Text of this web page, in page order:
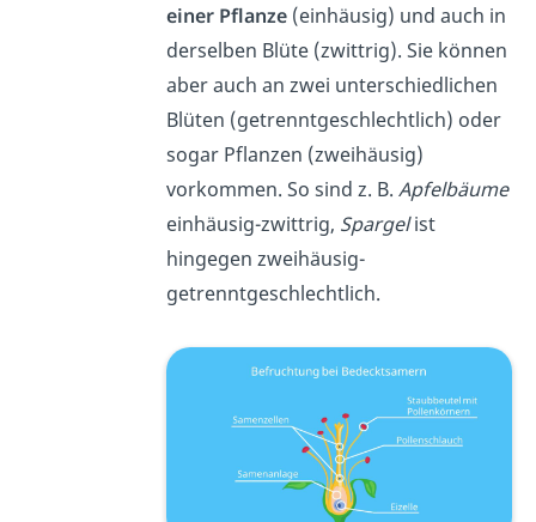
einer Pflanze (einhäusig) und auch in
derselben Blüte (zwittrig). Sie können
aber auch an zwei unterschiedlichen
Blüten (getrenntgeschlechtlich) oder
sogar Pflanzen (zweihäusig)
vorkommen. So sind z. B.Apfelbäume
einhäusig-zwittrig, Spargelist
hingegen zweihäusig-
getrenntgeschlechtlich.